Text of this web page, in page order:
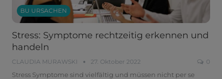
BU URSACHEN
Stress: Symptome rechtzeitig erkennen und
handeln
CLAUDIA MURAWSKI 27. Oktober 2022 0
Stress Symptome sind vielfältig und müssen nicht per se